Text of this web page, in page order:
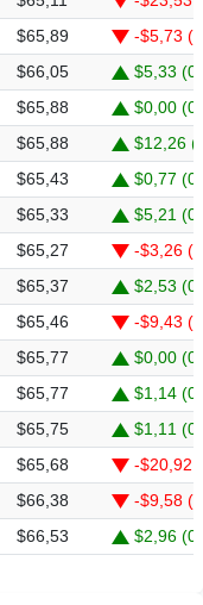
$65,89
-$5,73 (-
$66,05
$5,33
$65,88
$0,00
$65,88
$12,26
$65,43
$0,77
$65,33
$5,21
$65,27
-$3,26 (-
$65,37
$2,53
$65,46
-$9,43 (-
$65,77
$0,00
$65,77
$1,14
$65,75
$1,11
$65,68
-$20,92
$66,38
-$9,58 (-
$66,53 $2,96